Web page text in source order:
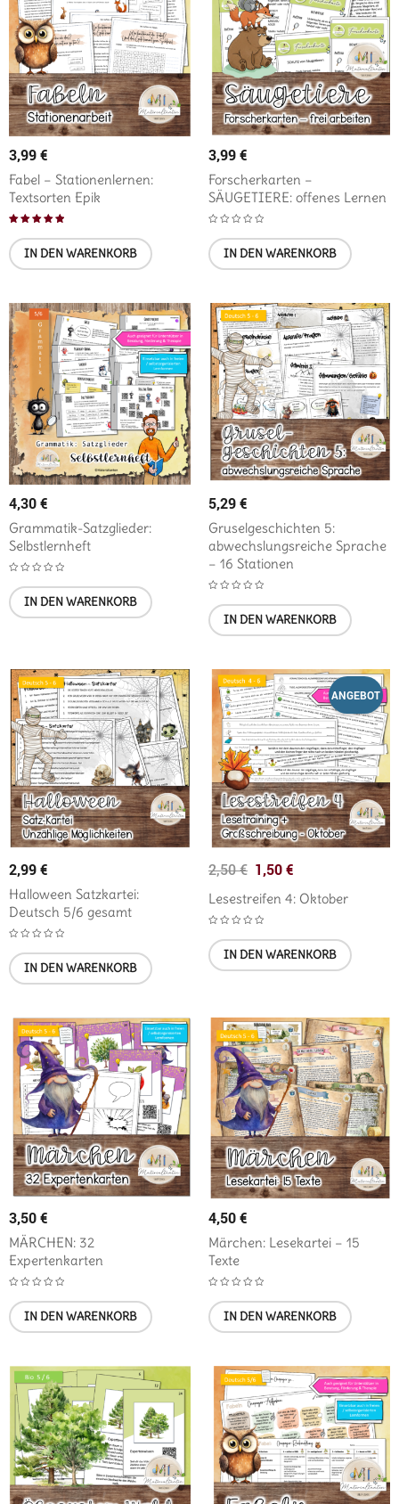
3,99€
Fabel – Stationenlernen:
Textsorten Epik
5.00 von 5
IN DEN WARENKORB
3,99€
Forscherkarten –
SÄUGETIERE: offenes Lernen
IN DEN WARENKORB
4,30€
Grammatik-Satzglieder:
Selbstlernheft
IN DEN WARENKORB
5,29€
Gruselgeschichten 5:
abwechslungsreiche Sprache
– 16 Stationen
IN DEN WARENKORB
2,99€
Halloween Satzkartei:
Deutsch 5/6 gesamt
IN DEN WARENKORB
ANGEBOT
2,50€ 1,50€
Lesestreifen 4: Oktober
IN DEN WARENKORB
3,50€
MÄRCHEN: 32
Expertenkarten
IN DEN WARENKORB
4,50€
Märchen: Lesekartei – 15
Texte
IN DEN WARENKORB